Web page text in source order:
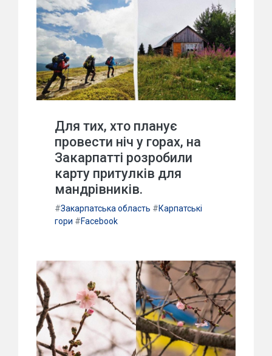
Для тих, хто планує
провести ніч у горах, на
Закарпатті розробили
карту притулків для
мандрівників.
#Закарпатська область #Карпатські
гори #Facebook